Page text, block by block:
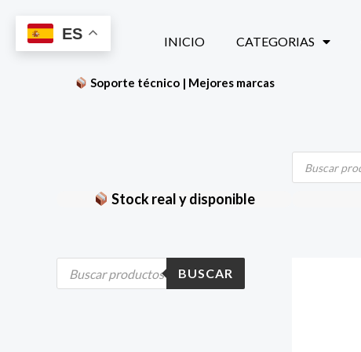
contenido
INICIO CATEGORIAS
Soporte técnico | Mejores marcas
Búsqueda
productos
Stock real y disponible
B
s
BUSCAR
ES